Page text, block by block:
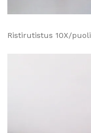
Ristirutistus 10X/puoli